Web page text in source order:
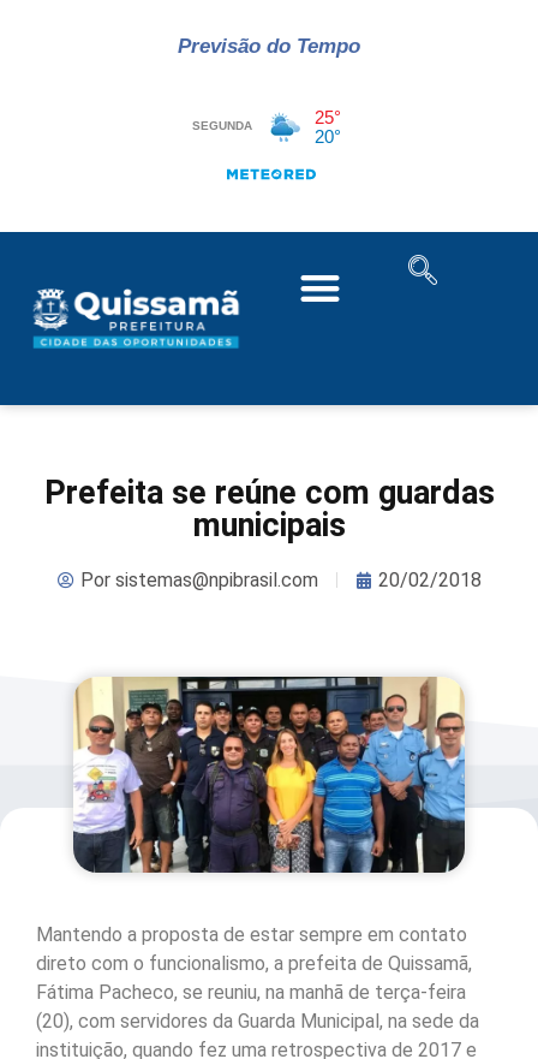
Previsão do Tempo
Prefeita se reúne com guardas
municipais
Porsistemas@npibrasil.com 20/02/2018
Mantendo a proposta de estar sempre em contato
direto com o funcionalismo, a prefeita de Quissamã,
Fátima Pacheco, se reuniu, na manhã de terça-feira
(20), com servidores da Guarda Municipal, na sede da
instituição, quando fez uma retrospectiva de 2017 e